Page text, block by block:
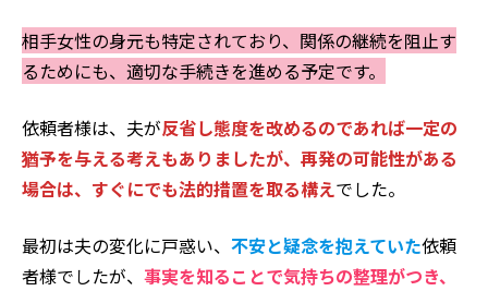
相手女性の身元も特定されており、関係の継続を阻止す
るためにも、適切な手続きを進める予定です。
依頼者様は、夫が反省し態度を改めるのであれば一定の
猶予を与える考えもありましたが、再発の可能性がある
場合は、すぐにでも法的措置を取る構えでした。
最初は夫の変化に戸惑い、 不安と疑念を抱えていた依頼
者様でしたが、 事実を知ることで気持ちの整理がつき、